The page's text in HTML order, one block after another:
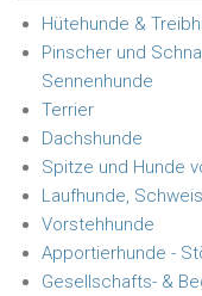
Hütehunde &
Pinscher und
Sennenhunde
Terrier
Dachshunde
Spitze und Hunde
Laufhunde,
Vorstehhunde
Apportierhunde -
Gesellschafts- &